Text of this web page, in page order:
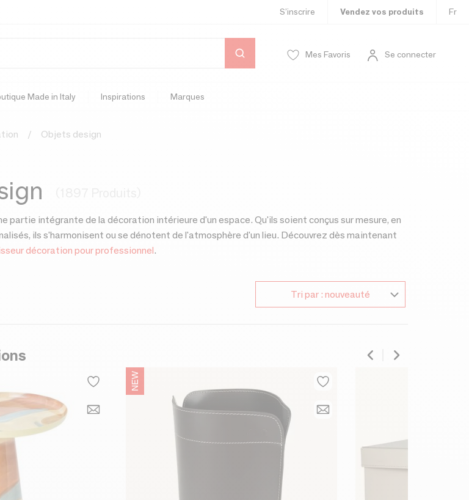
S’inscrire Vendez vos produits Fr
Mes Favoris Se connecter
Made in Italy Inspirations Marques
Objets design
partie intégrante de la décoration intérieure d'un espace. Qu'ils soient conçus sur mesure, en
ils s'harmonisent ou se dénotent de l'atmosphère d'un lieu. Découvrez dès maintenant
décoration pour professionnel.
Tri par : nouveauté